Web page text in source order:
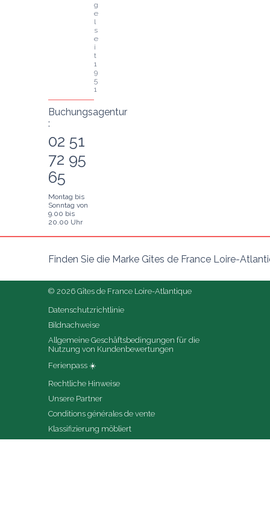
g
e
l
s
e
i
t
1
9
5
1
Buchungsagentur
:
02 51
72 95
65
Montag bis
Sonntag von
9.00 bis
20.00 Uhr
Finden Sie die Marke Gîtes de France Loire-
© 2026 Gîtes de France Loire-Atlantique
Datenschutzrichtlinie
Bildnachweise
Allgemeine Geschäftsbedingungen für die
Nutzung von Kundenbewertungen
Ferienpass ☀️
Rechtliche Hinweise
Unsere Partner
Conditions générales de vente
Klassifizierung möbliert